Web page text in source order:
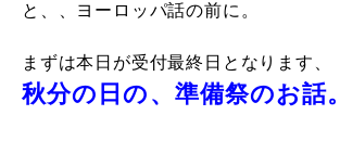
と、、ヨーロッパ話の前に。
まずは本日が受付最終日となります、
秋分の日の、準備祭のお話。